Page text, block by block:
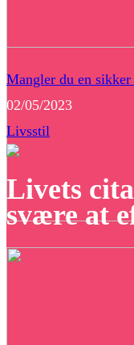
Mangler du en
02/05/2023
Livsstil
Livets
svære at